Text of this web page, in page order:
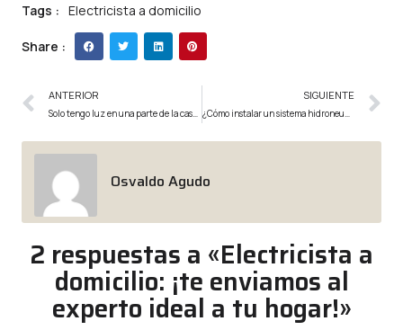
Tags : Electricista a domicilio
Share :
ANTERIOR
Solo tengo luz en una parte de la casa: ¿qué está pasando?
SIGUIENTE
¿Cómo instalar un sistema hidroneumático para casa?
Osvaldo Agudo
2 respuestas a «Electricista a
domicilio: ¡te enviamos al
experto ideal a tu hogar!»